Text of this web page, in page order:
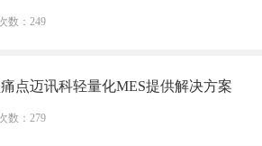
数：249
点迈讯科轻量化MES提供解决方案
数：279